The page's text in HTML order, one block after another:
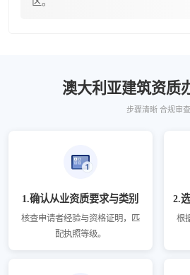
澳大利亚建筑资质
步骤清晰 合规审查
1.确认从业资质要求与类别
核查申请者经验与资格证明，匹
配执照等级。
2.
根